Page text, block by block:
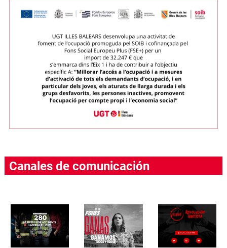
Canales de comunicación